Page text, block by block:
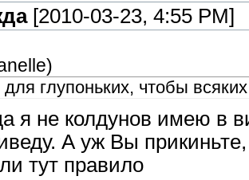
[2010-03-23, 4:55 PM]
)
для глупоньких, чтобы
я не колдунов имею в
А уж Вы
тут правило